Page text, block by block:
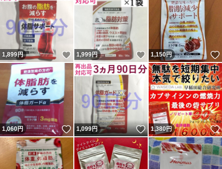
1,899円 いいね！
1,999円 いいね！
1,150円
1,060円 いいね！
1,099円 いいね！
1,380円